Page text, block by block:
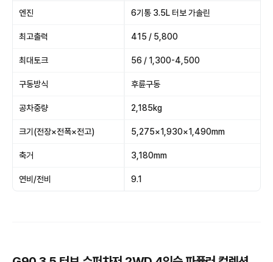
엔진 6기통 3.5L 터보 가솔린
최고출력 415 / 5,800
최대토크 56 / 1,300-4,500
구동방식 후륜구동
공차중량 2,185kg
크기(전장×전폭×전고) 5,275×1,930×1,490mm
축거 3,180mm
연비/전비 9.1